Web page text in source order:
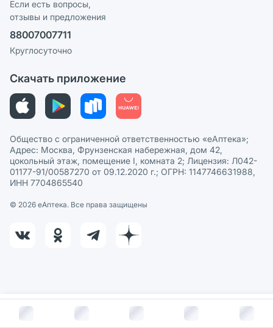
В корзину за руб.
Реклама на сайте
Ваши товары на ЕАПТЕКЕ
Политика конфиденциальности
Пользовательское соглашение
Политика рекомендаций
Этика и соответствие
Политика в отношении обработки персональных данных
Если есть вопросы,
отзывы и предложения
88007007711
Круглосуточно
Скачать приложение
Общество с ограниченной ответственностью «еАптека»;
Адрес: Москва, Фрунзенская набережная, дом 42,
цокольный этаж, помещение I, комната 2; Лицензия: Л042-
01177-91/00587270 от 09.12.2020 г.; ОГРН: 1147746631988,
ИНН 7704865540
© 2026 eАптека. Все права защищены